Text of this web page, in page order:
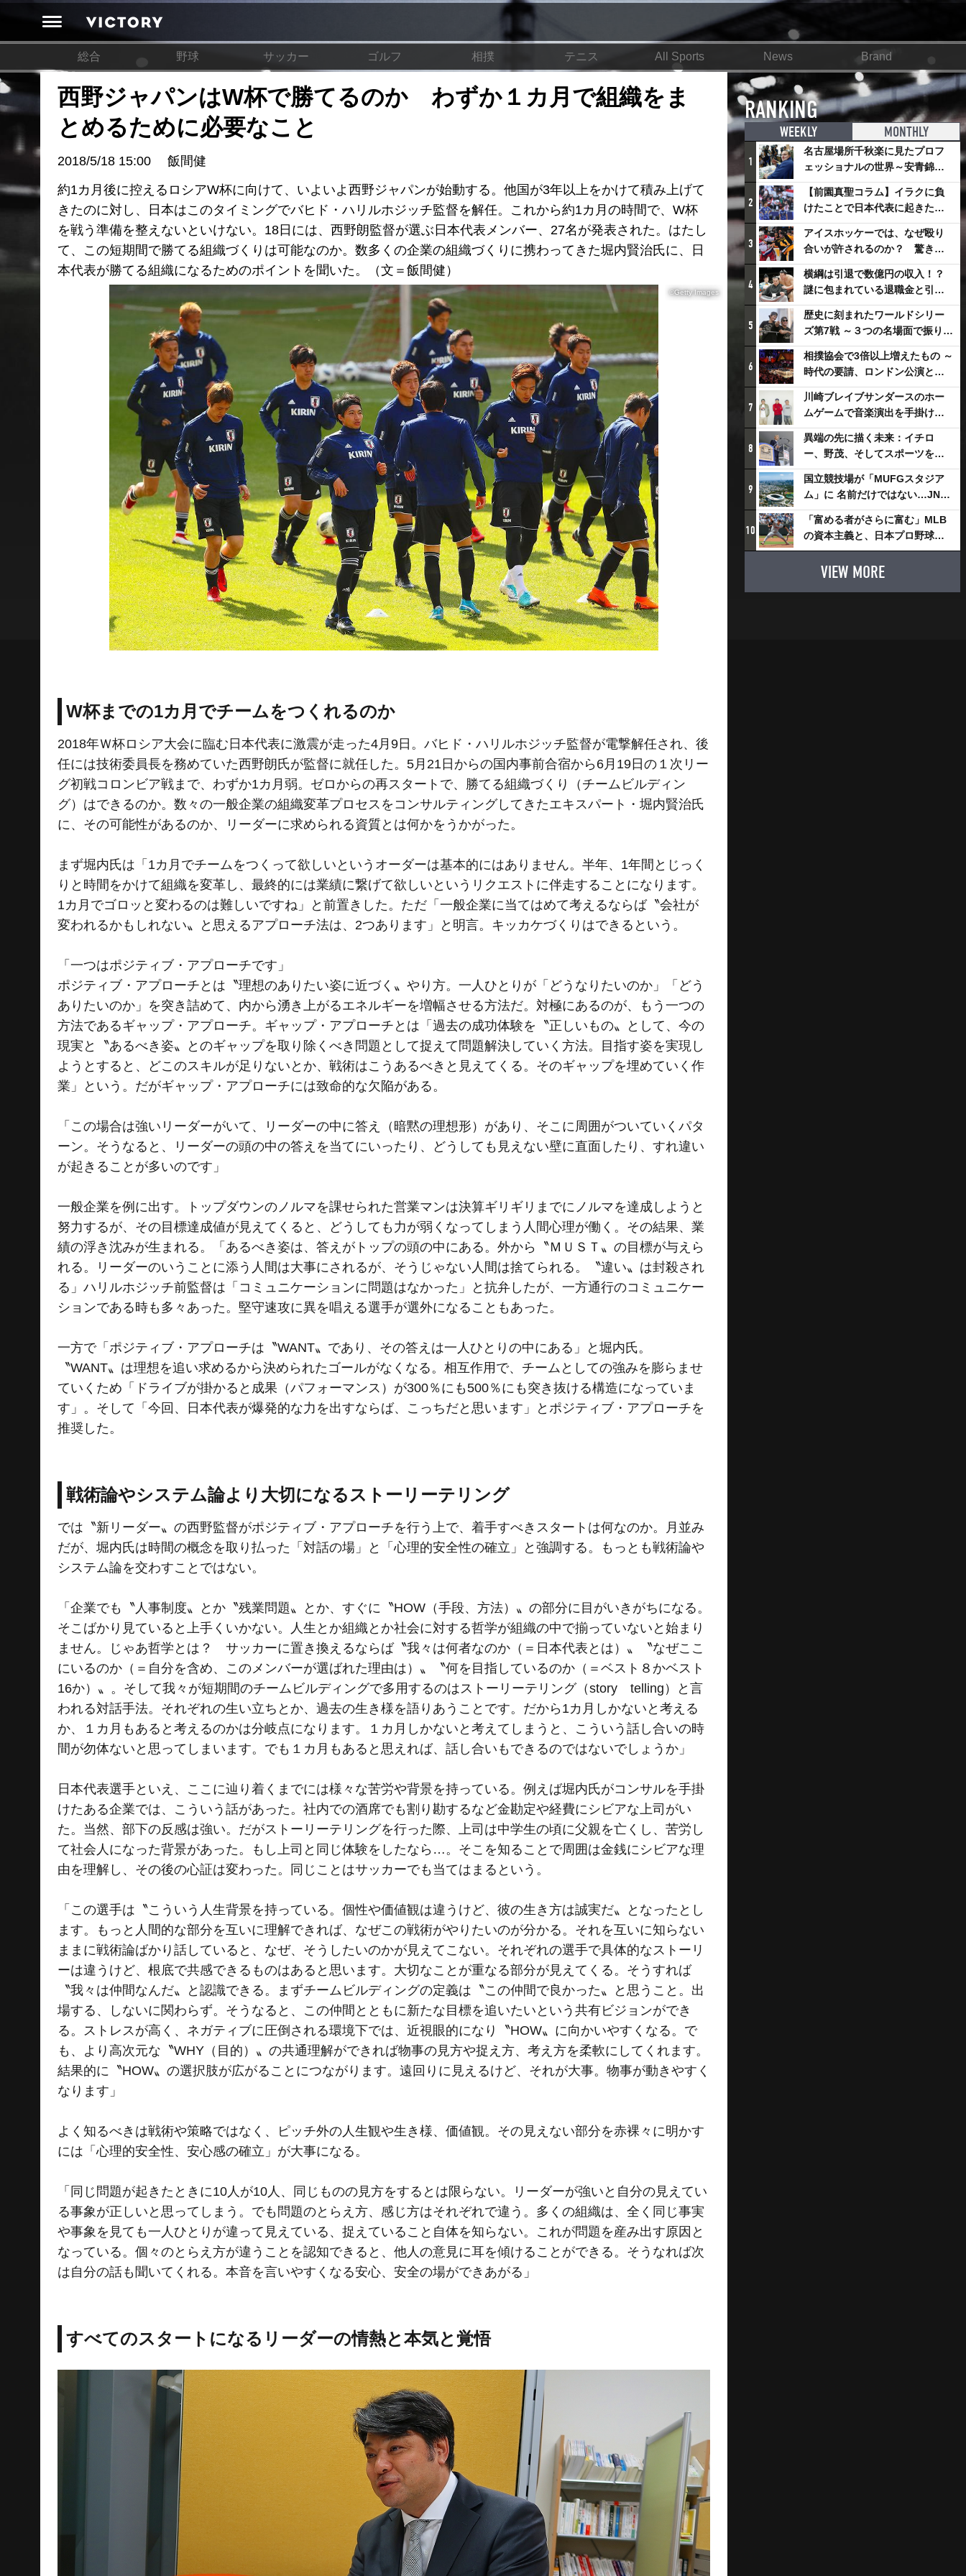
総合 野球 サッカー ゴルフ 相撲 テニス All Sports News Brand
西野ジャパンはW杯で勝てるのか わずか１カ月で組織をま
とめるために必要なこと
2018/5/18 15:00
飯間健
約1カ月後に控えるロシアW杯に向けて、いよいよ西野ジャパンが始動する。他国が3年以上をかけて積み上げて
きたのに対し、日本はこのタイミングでバヒド・ハリルホジッチ監督を解任。これから約1カ月の時間で、W杯
を戦う準備を整えないといけない。18日には、西野朗監督が選ぶ日本代表メンバー、27名が発表された。はたし
て、この短期間で勝てる組織づくりは可能なのか。数多くの企業の組織づくりに携わってきた堀内賢治氏に、日
本代表が勝てる組織になるためのポイントを聞いた。（文＝飯間健）
©Getty Images
W杯までの1カ月でチームをつくれるのか
2018年Ｗ杯ロシア大会に臨む日本代表に激震が走った4月9日。バヒド・ハリルホジッチ監督が電撃解任され、後
任には技術委員長を務めていた西野朗氏が監督に就任した。5月21日からの国内事前合宿から6月19日の１次リー
グ初戦コロンビア戦まで、わずか1カ月弱。ゼロからの再スタートで、勝てる組織づくり（チームビルディン
グ）はできるのか。数々の一般企業の組織変革プロセスをコンサルティングしてきたエキスパート・堀内賢治氏
に、その可能性があるのか、リーダーに求められる資質とは何かをうかがった。
まず堀内氏は「1カ月でチームをつくって欲しいというオーダーは基本的にはありません。半年、1年間とじっく
りと時間をかけて組織を変革し、最終的には業績に繋げて欲しいというリクエストに伴走することになります。
1カ月でゴロッと変わるのは難しいですね」と前置きした。ただ「一般企業に当てはめて考えるならば〝会社が
変われるかもしれない〟と思えるアプローチ法は、2つあります」と明言。キッカケづくりはできるという。
「一つはポジティブ・アプローチです」
ポジティブ・アプローチとは〝理想のありたい姿に近づく〟やり方。一人ひとりが「どうなりたいのか」「どう
ありたいのか」を突き詰めて、内から湧き上がるエネルギーを増幅させる方法だ。対極にあるのが、もう一つの
方法であるギャップ・アプローチ。ギャップ・アプローチとは「過去の成功体験を〝正しいもの〟として、今の
現実と〝あるべき姿〟とのギャップを取り除くべき問題として捉えて問題解決していく方法。目指す姿を実現し
ようとすると、どこのスキルが足りないとか、戦術はこうあるべきと見えてくる。そのギャップを埋めていく作
業」という。だがギャップ・アプローチには致命的な欠陥がある。
「この場合は強いリーダーがいて、リーダーの中に答え（暗黙の理想形）があり、そこに周囲がついていくパタ
ーン。そうなると、リーダーの頭の中の答えを当てにいったり、どうしても見えない壁に直面したり、すれ違い
が起きることが多いのです」
一般企業を例に出す。トップダウンのノルマを課せられた営業マンは決算ギリギリまでにノルマを達成しようと
努力するが、その目標達成値が見えてくると、どうしても力が弱くなってしまう人間心理が働く。その結果、業
績の浮き沈みが生まれる。「あるべき姿は、答えがトップの頭の中にある。外から〝ＭＵＳＴ〟の目標が与えら
れる。リーダーのいうことに添う人間は大事にされるが、そうじゃない人間は捨てられる。〝違い〟は封殺され
る」ハリルホジッチ前監督は「コミュニケーションに問題はなかった」と抗弁したが、一方通行のコミュニケー
ションである時も多々あった。堅守速攻に異を唱える選手が選外になることもあった。
一方で「ポジティブ・アプローチは〝WANT〟であり、その答えは一人ひとりの中にある」と堀内氏。
〝WANT〟は理想を追い求めるから決められたゴールがなくなる。相互作用で、チームとしての強みを膨らませ
ていくため「ドライブが掛かると成果（パフォーマンス）が300％にも500％にも突き抜ける構造になっていま
す」。そして「今回、日本代表が爆発的な力を出すならば、こっちだと思います」とポジティブ・アプローチを
推奨した。
戦術論やシステム論より大切になるストーリーテリング
では〝新リーダー〟の西野監督がポジティブ・アプローチを行う上で、着手すべきスタートは何なのか。月並み
だが、堀内氏は時間の概念を取り払った「対話の場」と「心理的安全性の確立」と強調する。もっとも戦術論や
システム論を交わすことではない。
「企業でも〝人事制度〟とか〝残業問題〟とか、すぐに〝HOW（手段、方法）〟の部分に目がいきがちになる。
そこばかり見ていると上手くいかない。人生とか組織とか社会に対する哲学が組織の中で揃っていないと始まり
ません。じゃあ哲学とは？ サッカーに置き換えるならば〝我々は何者なのか（＝日本代表とは）〟〝なぜここ
にいるのか（＝自分を含め、このメンバーが選ばれた理由は）〟〝何を目指しているのか（＝ベスト８かベスト
16か）〟。そして我々が短期間のチームビルディングで多用するのはストーリーテリング（story telling）と言
われる対話手法。それぞれの生い立ちとか、過去の生き様を語りあうことです。だから1カ月しかないと考える
か、１カ月もあると考えるのかは分岐点になります。１カ月しかないと考えてしまうと、こういう話し合いの時
間が勿体ないと思ってしまいます。でも１カ月もあると思えれば、話し合いもできるのではないでしょうか」
日本代表選手といえ、ここに辿り着くまでには様々な苦労や背景を持っている。例えば堀内氏がコンサルを手掛
けたある企業では、こういう話があった。社内での酒席でも割り勘するなど金勘定や経費にシビアな上司がい
た。当然、部下の反感は強い。だがストーリーテリングを行った際、上司は中学生の頃に父親を亡くし、苦労し
て社会人になった背景があった。もし上司と同じ体験をしたなら…。そこを知ることで周囲は金銭にシビアな理
由を理解し、その後の心証は変わった。同じことはサッカーでも当てはまるという。
「この選手は〝こういう人生背景を持っている。個性や価値観は違うけど、彼の生き方は誠実だ〟となったとし
ます。もっと人間的な部分を互いに理解できれば、なぜこの戦術がやりたいのが分かる。それを互いに知らない
ままに戦術論ばかり話していると、なぜ、そうしたいのかが見えてこない。それぞれの選手で具体的なストーリ
ーは違うけど、根底で共感できるものはあると思います。大切なことが重なる部分が見えてくる。そうすれば
〝我々は仲間なんだ〟と認識できる。まずチームビルディングの定義は〝この仲間で良かった〟と思うこと。出
場する、しないに関わらず。そうなると、この仲間とともに新たな目標を追いたいという共有ビジョンができ
る。ストレスが高く、ネガティブに圧倒される環境下では、近視眼的になり〝HOW〟に向かいやすくなる。で
も、より高次元な〝WHY（目的）〟の共通理解ができれば物事の見方や捉え方、考え方を柔軟にしてくれます。
結果的に〝HOW〟の選択肢が広がることにつながります。遠回りに見えるけど、それが大事。物事が動きやすく
なります」
よく知るべきは戦術や策略ではなく、ピッチ外の人生観や生き様、価値観。その見えない部分を赤裸々に明かす
には「心理的安全性、安心感の確立」が大事になる。
「同じ問題が起きたときに10人が10人、同じものの見方をするとは限らない。リーダーが強いと自分の見えてい
る事象が正しいと思ってしまう。でも問題のとらえ方、感じ方はそれぞれで違う。多くの組織は、全く同じ事実
や事象を見ても一人ひとりが違って見えている、捉えていること自体を知らない。これが問題を産み出す原因と
なっている。個々のとらえ方が違うことを認知できると、他人の意見に耳を傾けることができる。そうなれば次
は自分の話も聞いてくれる。本音を言いやすくなる安心、安全の場ができあがる」
すべてのスタートになるリーダーの情熱と本気と覚悟
RANKING
WEEKLY MONTHLY
1
名古屋場所千秋楽に見たプロフ
ェッショナルの世界～安青錦の
優勝を巡るさまざまなドラマ
2
【前園真聖コラム】イラクに負
けたことで日本代表に起きたプ
ラスとは
3
アイスホッケーでは、なぜ殴り
合いが許されるのか？ 驚きの
「ファイティング」ルールにつ
いて
4
横綱は引退で数億円の収入！？
謎に包まれている退職金と引退
相撲興行
5
歴史に刻まれたワールドシリー
ズ第7戦 ～３つの名場面で振り返
る～
6
相撲協会で3倍以上増えたもの ～
時代の要請、ロンドン公演と古
式大相撲
7
川崎ブレイブサンダースのホー
ムゲームで音楽演出を手掛ける
スチャダラパーが川崎新！アリ
ーナシティ・プロジェクトを語
る 「楽しみでしかないでしょ。
川崎は、ずっと成長曲線だか
ら」
8
異端の先に描く未来：イチロ
ー、野茂、そしてスポーツを支
える科学界の挑戦
9
国立競技場が「MUFGスタジア
ム」に 名前だけではない…JNSE
とMUFGが“共創”し描く地域活
性化・社会価値創造の近未来図
とは
10
「富める者がさらに富む」MLB
の資本主義と、日本プロ野球が
踏み出せない一歩
VIEW MORE